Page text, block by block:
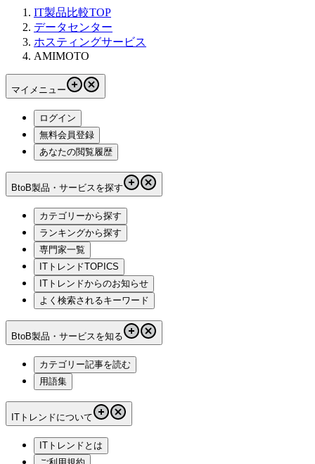
IT製品比較TOP
データセンター
ホスティングサービス
AMIMOTO
マイメニュー
ログイン
無料会員登録
あなたの閲覧履歴
BtoB製品・サービスを探す
カテゴリーから探す
ランキングから探す
専門家一覧
ITトレンドTOPICS
ITトレンドからのお知らせ
よく検索されるキーワード
BtoB製品・サービスを知る
カテゴリー記事を読む
用語集
ITトレンドについて
ITトレンドとは